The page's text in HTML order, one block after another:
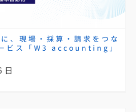
、現場・採算・請求をつな
ビス「W3 accounting」